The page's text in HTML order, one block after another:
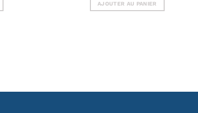
AJOUTER AU PANIER